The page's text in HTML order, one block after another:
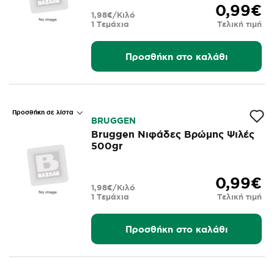
0,99€
Τελική τιμή
1 Τεμάχια
1,98€/Κιλό
Προσθήκη στο καλάθι
Προσθήκη σε λίστα
BRUGGEN
Bruggen Νιφάδες Βρώμης Ψιλές
500gr
0,99€
Τελική τιμή
1 Τεμάχια
1,98€/Κιλό
Προσθήκη στο καλάθι